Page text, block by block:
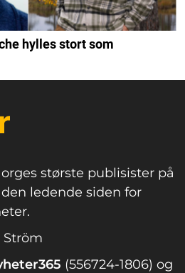
hylles stort som
største publisister på
ledende siden for
Ström
(556724-1806) og